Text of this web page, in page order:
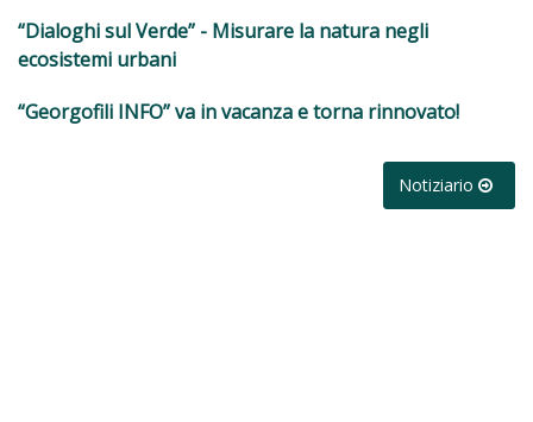
“Dialoghi sul Verde” - Misurare la natura negli
ecosistemi urbani
“Georgofili INFO” va in vacanza e torna rinnovato!
Notiziario